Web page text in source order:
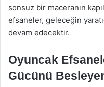
sonsuz bir maceranın
efsaneler, geleceğin
devam edecektir.
Oyuncak
Gücünü